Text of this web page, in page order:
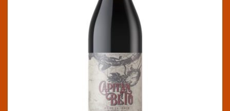
CAPITÁN BETO
Crianza en ánforas de arcilla de 800 litros.
Color rojo cereza Nariz intensa con aromas
florales. En boca es sabroso y fácil de beber y